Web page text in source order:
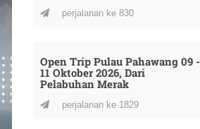
perjalanan ke 830
Open Trip Pulau Pahawang 09 -
11 Oktober 2026, Dari
Pelabuhan Merak
perjalanan ke 1829